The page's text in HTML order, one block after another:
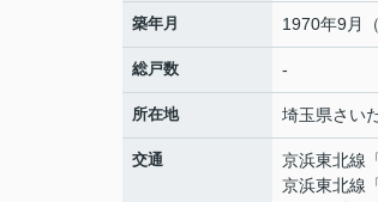
築年月 1970年9月
総戸数 -
所在地 埼玉県さい
交通 京浜東北線
京浜東北線